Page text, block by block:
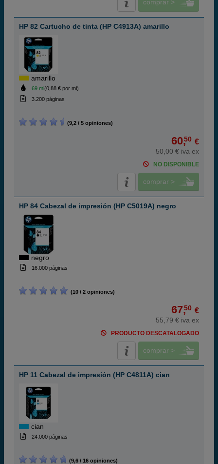
comprar >
HP 82 Cartucho de tinta (HP C4913A) amarillo
amarillo
69 ml(0,88 € por ml)
3.200 páginas
(9,2 / 5 opiniones)
60,50 €
50,00 € iva ex
NO DISPONIBLE
comprar >
HP 84 Cabezal de impresión (HP C5019A) negro
negro
16.000 páginas
(10 / 2 opiniones)
67,50 €
55,79 € iva ex
PRODUCTO DESCATALOGADO
comprar >
HP 11 Cabezal de impresión (HP C4811A) cian
cian
24.000 páginas
(9,6 / 16 opiniones)